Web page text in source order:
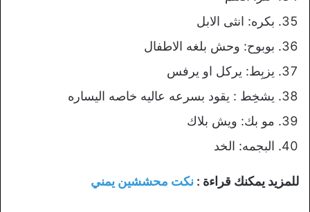
بكره: انثى الابل
بوبوح: وحش بلغه الاطفال
يزبِط: يركل او يرفس
يشخِط : يقود بسرعه عاليه خاصه اليساره
مو بك: ويش بلاك
البجمه: الخد
للمزيد يمكنك قراءة : نكت محششين يمني